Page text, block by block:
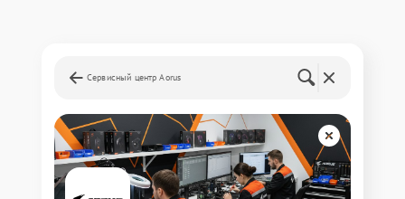
Сервисный центр Aorus